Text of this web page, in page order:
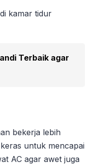
kamar tidur
Terbaik agar
bekerja lebih
untuk mencapai
AC agar awet juga